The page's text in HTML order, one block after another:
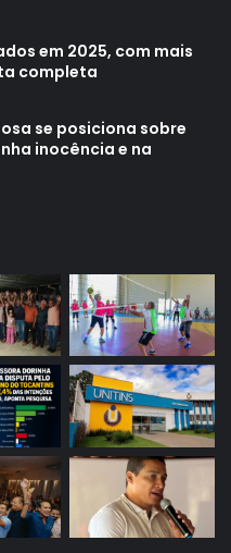
em 2025, com mais
completa
se posiciona sobre
inocência e na